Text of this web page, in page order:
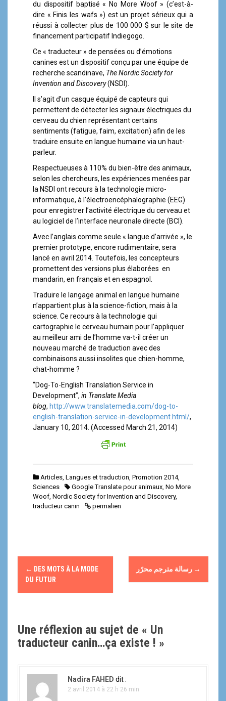
du dispositif baptisé « No More Woof » (c’est-à-
dire « Finis les wafs ») est un projet sérieux qui a
réussi à collecter plus de 100 000 $ sur le site de
financement participatif Indiegogo.
Ce « traducteur » de pensées ou d’émotions
canines est un dispositif conçu par une équipe de
recherche scandinave, The Nordic Society for
Invention and Discovery(NSDI).
Il s’agit d’un casque équipé de capteurs qui
permettent de détecter les signaux électriques du
cerveau du chien représentant certains
sentiments (fatigue, faim, excitation) afin de les
traduire ensuite en langue humaine via un haut-
parleur.
Respectueuses à 110% du bien-être des animaux,
selon les chercheurs, les expériences menées par
la NSDI ont recours à la technologie micro-
informatique, à l’électroencéphalographie (EEG)
pour enregistrer l’activité électrique du cerveau et
au logiciel de l’interface neuronale directe (BCI).
Avec l’anglais comme seule « langue d’arrivée », le
premier prototype, encore rudimentaire, sera
lancé en avril 2014. Toutefois, les concepteurs
promettent des versions plus élaborées en
mandarin, en français et en espagnol.
Traduire le langage animal en langue humaine
n’appartient plus à la science-fiction, mais à la
science. Ce recours à la technologie qui
cartographie le cerveau humain pour l’appliquer
au meilleur ami de l’homme va-t-il créer un
nouveau marché de traduction avec des
combinaisons aussi insolites que chien-homme,
chat-homme ?
“Dog-To-English Translation Service in
Development”, in Translate Media
blog, http://www.translatemedia.com/dog-to-
english-translation-service-in-development.html/,
January 10, 2014. (Accessed March 21, 2014)
Articles Langues et traduction Promotion 2014,
Sciences
Google Translate pour animaux No More
Woof Nordic Society for Invention and Discovery,
traducteur canin
permalien
N
i
g
← DES MOTS À LA MODE
DU FUTUR
→
Une réflexion au sujet de « Un
traducteur canin…ça existe ! »
Nadira FAHED dit :
2 avril 2014 à 22 h 26 min